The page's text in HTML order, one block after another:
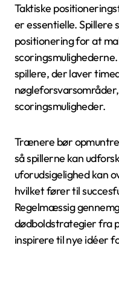
Taktiske
er essentielle. Spillere
positionering for at
spillere, der laver
scoringsmuligheder.
Trænere bør
så spillerne kan
uforudsigelighed kan
hvilket fører til
Regelmæssig
dødboldstrategier fra
inspirere til nye idéer